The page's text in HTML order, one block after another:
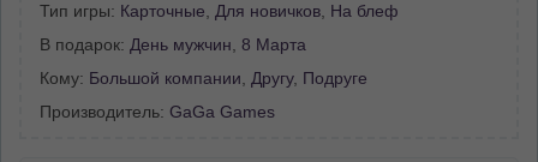
Тип игры: Карточные Для новичков На блеф
В подарок: День мужчин 8 Марта
Кому: Большой компании Другу, Подруге
Производитель: GaGa Games